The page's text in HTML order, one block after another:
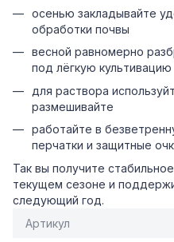
осенью закладывайте
обработки почвы
весной равномерно
под лёгкую культивацию
для раствора
размешивайте
работайте в
перчатки и защитные
Так вы получите
текущем сезоне и
следующий год.
Артикул